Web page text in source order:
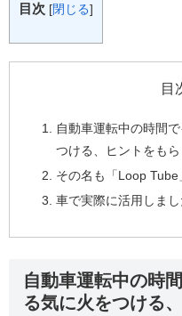
目次 [閉じる]
目
自動車運転中の時間
つける、ヒントをもら
その名も「Loop Tube
車で実際に活用しまし
自動車運転中の時
る気に火をつける